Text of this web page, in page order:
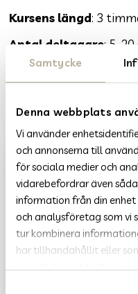
Samtycke
Denna webbplats
Vi använder
och annonserna till
för sociala medier och
vidarebefordrar även
information från din
och analysföretag som vi
tur kombinera
har tillhandahållit eller
använt deras tjänster.
Kursens längd: 3
Antal deltagare: 5-20
PÅ
FACEBOOK
PÅ
LINKEDIN